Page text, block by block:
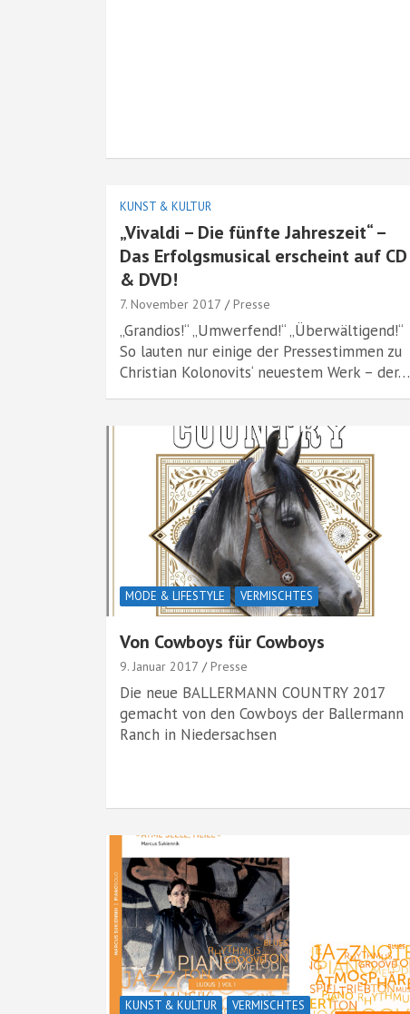
KUNST & KULTUR
„Vivaldi – Die fünfte Jahreszeit“ –
Das Erfolgsmusical erscheint auf CD
& DVD!
7. November 2017 Presse
„Grandios!“ „Umwerfend!“ „Überwältigend!“
So lauten nur einige der Pressestimmen zu
Christian Kolonovits‘ neuestem Werk – der…
MODE & LIFESTYLE VERMISCHTES
Von Cowboys für Cowboys
9. Januar 2017 Presse
Die neue BALLERMANN COUNTRY 2017
gemacht von den Cowboys der Ballermann
Ranch in Niedersachsen
KUNST & KULTUR VERMISCHTES